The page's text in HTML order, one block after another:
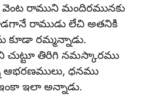
వెంట రాముని మందిరమునకు
రాముడు లేచి అతనికి
కూడా రమ్మన్నాడు.
చుట్టూ తిరిగి నమస్కారము
ఆభరణములు, ధనము
ఇలా అన్నాడు.